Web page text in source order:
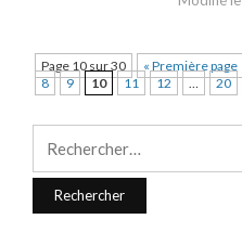
Page 10 sur 30 « Première page
8
9 10 11 12 … 20